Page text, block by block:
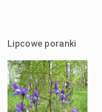
Lipcowe poranki